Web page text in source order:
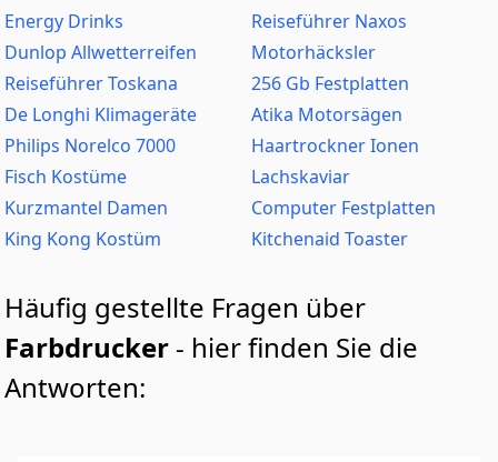
Energy Drinks
Reiseführer Naxos
Dunlop Allwetterreifen
Motorhäcksler
Reiseführer Toskana
256 Gb Festplatten
De Longhi Klimageräte
Atika Motorsägen
Philips Norelco 7000
Haartrockner Ionen
Fisch Kostüme
Lachskaviar
Kurzmantel Damen
Computer Festplatten
King Kong Kostüm
Kitchenaid Toaster
Häufig gestellte Fragen über
Farbdrucker - hier finden Sie die
Antworten: